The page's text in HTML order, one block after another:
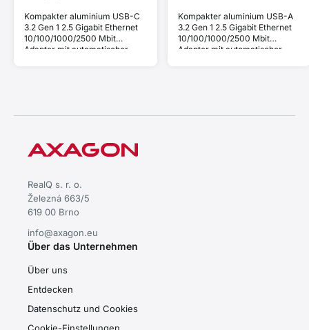
Kompakter aluminium USB-C
3.2 Gen 1 2.5 Gigabit Ethernet
10/100/1000/2500 Mbit
Adapter mit automatischer
Kompakter aluminium USB-A
3.2 Gen 1 2.5 Gigabit Ethernet
10/100/1000/2500 Mbit
Adapter mit automatischer
RealQ s. r. o.
Železná 663/5
619 00 Brno
info@axagon.eu
Über das Unternehmen
Über uns
Entdecken
Datenschutz und Cookies
Cookie-Einstellungen